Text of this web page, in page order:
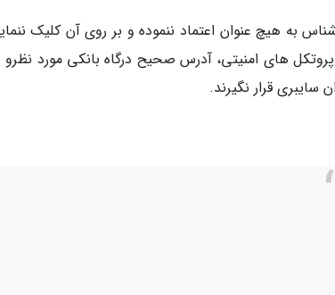
به هیچ عنوان اعتماد ننموده و بر روی آن کلیک
پروتکل های امنیتی، آدرس صحیح درگاه بانکی مورد نظرو
سایبری قرار نگیرند.